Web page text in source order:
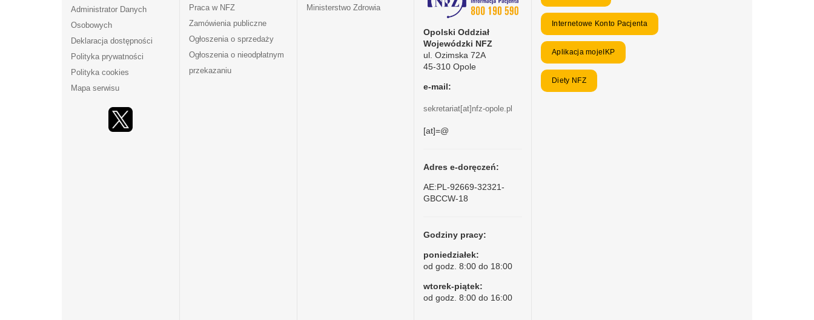
Administrator Danych
Osobowych
Deklaracja dostępności
Polityka prywatności
Polityka cookies
Mapa serwisu
Praca w NFZ
Zamówienia publiczne
Ogłoszenia o sprzedaży
Ogłoszenia o nieodpłatnym
przekazaniu
Ministerstwo Zdrowia
Opolski Oddział
Wojewódzki NFZ
ul. Ozimska 72A
45-310 Opole
e-mail:
sekretariat[at]nfz-opole.pl
[at]=@
Adres e-doręczeń:
AE:PL-92669-32321-
GBCCW-18
Godziny pracy:
poniedziałek:
od godz. 8:00 do 18:00
wtorek-piątek:
od godz. 8:00 do 16:00
Internetowe Konto Pacjenta
Aplikacja mojeIKP
Diety NFZ